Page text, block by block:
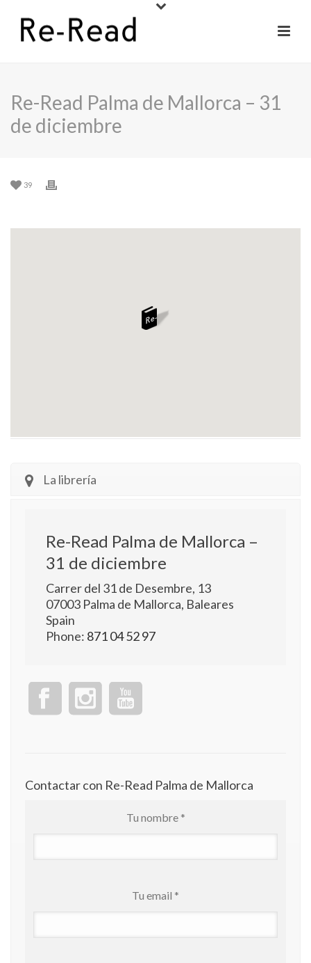
Re-Read Palma de Mallorca – 31
de diciembre
39
La librería
Re-Read Palma de Mallorca –
31 de diciembre
Carrer del 31 de Desembre, 13
07003 Palma de Mallorca, Baleares
Spain
Phone: 871 04 52 97
Contactar con Re-Read Palma de Mallorca
Tu nombre *
Tu email *